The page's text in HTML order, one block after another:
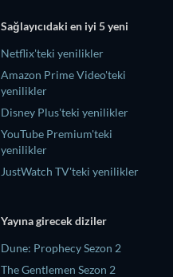
Sağlayıcıdaki en iyi 5 yeni
Netflix'teki yenilikler
Amazon Prime Video'teki
yenilikler
Disney Plus'teki yenilikler
YouTube Premium'teki
yenilikler
JustWatch TV'teki yenilikler
Yayına girecek diziler
Dune: Prophecy Sezon 2
The Gentlemen Sezon 2